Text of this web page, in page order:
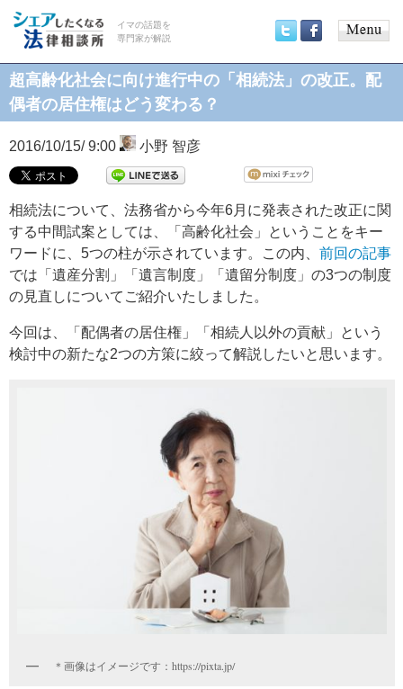
イマの話題を
専門家が解説
menu
超高齢化社会に向け進行中の「相続法」の改正。配
偶者の居住権はどう変わる？
2016/10/15/ 9:00 小野 智彦
相続法について、法務省から今年6月に発表された改正に関
する中間試案としては、「高齢化社会」ということをキー
ワードに、5つの柱が示されています。この内、 前回の記事
では「遺産分割」「遺言制度」「遺留分制度」の3つの制度
の見直しについてご紹介いたしました。
今回は、「配偶者の居住権」「相続人以外の貢献」という
検討中の新たな2つの方策に絞って解説したいと思います。
＊画像はイメージです：https://pixta.jp/